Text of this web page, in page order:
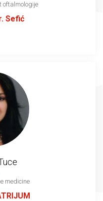
oftalmologije
Sefić
medicine